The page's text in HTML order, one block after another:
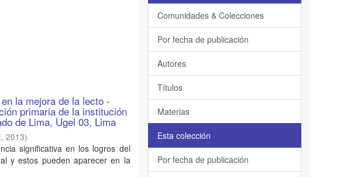
la mejora de la lecto -
primaria de la institución
de Lima, Ugel 03, Lima
,2013)
significativa en los logros del
y estos pueden aparecer en la
Comunidades & Colecciones
Por fecha de publicación
Autores
Títulos
Materias
Esta colección
Por fecha de publicación